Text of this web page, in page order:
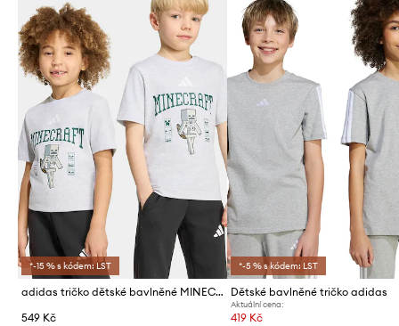
*-15 % s kódem: LST
adidas tričko dětské bavlněné MINECRAFT
549 Kč
*-5 % s kódem: LST
Dětské bavlněné tričko adidas
Aktuální cena:
419 Kč